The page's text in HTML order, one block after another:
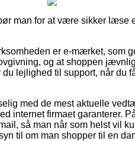
man for at være sikker læse
er e-mærket, som
og at shoppen
lejlighed til support, når du
med de mest aktuelle
internet firmaet garanterer.
så man når som helst vil
til om man shopper til en